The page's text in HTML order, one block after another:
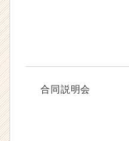
合同説明会